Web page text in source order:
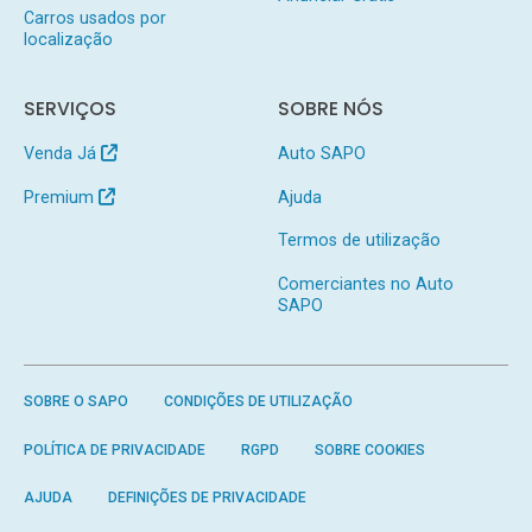
Carros usados por
localização
SERVIÇOS
Venda Já
Premium
SOBRE NÓS
Auto SAPO
Ajuda
Termos de utilização
Comerciantes no Auto
SAPO
SOBRE O SAPO CONDIÇÕES DE UTILIZAÇÃO
POLÍTICA DE PRIVACIDADE RGPD SOBRE COOKIES
AJUDA DEFINIÇÕES DE PRIVACIDADE